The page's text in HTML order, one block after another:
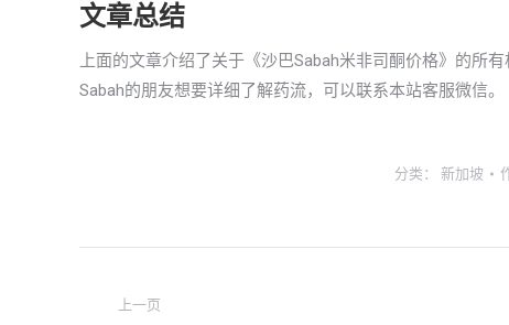
文章总结
上面的文章介绍了关于《沙巴Sabah米非司酮价格》的所
Sabah的朋友想要详细了解药流，可以联系本站客服微信。
分类： 新加坡
上一页